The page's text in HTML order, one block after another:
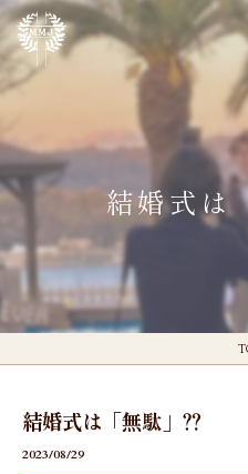
結婚式
結婚式は「無駄」⁇
2023/08/29